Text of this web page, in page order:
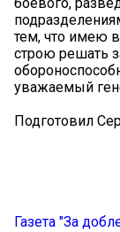
боевого,
тем, что имею
строю решать
уважаемый
Подготовил
Газета "За